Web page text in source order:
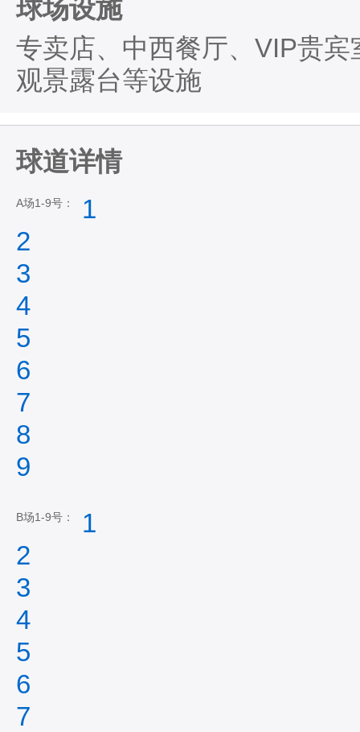
球场设施
专卖店、中西餐厅、VIP贵
观景露台等设施
球道详情
A场1-9号：
1
2
3
4
5
6
7
8
9
B场1-9号：
1
2
3
4
5
6
7